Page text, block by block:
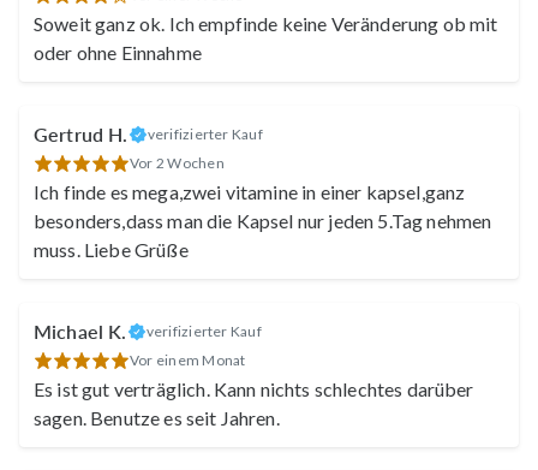
Soweit ganz ok. Ich empfinde keine Veränderung ob mit
oder ohne Einnahme
Gertrud H.
verifizierter Kauf
Vor 2 Wochen
Ich finde es mega,zwei vitamine in einer kapsel,ganz
besonders,dass man die Kapsel nur jeden 5.Tag nehmen
muss. Liebe Grüße
Michael K.
verifizierter Kauf
Vor einem Monat
Es ist gut verträglich. Kann nichts schlechtes darüber
sagen. Benutze es seit Jahren.